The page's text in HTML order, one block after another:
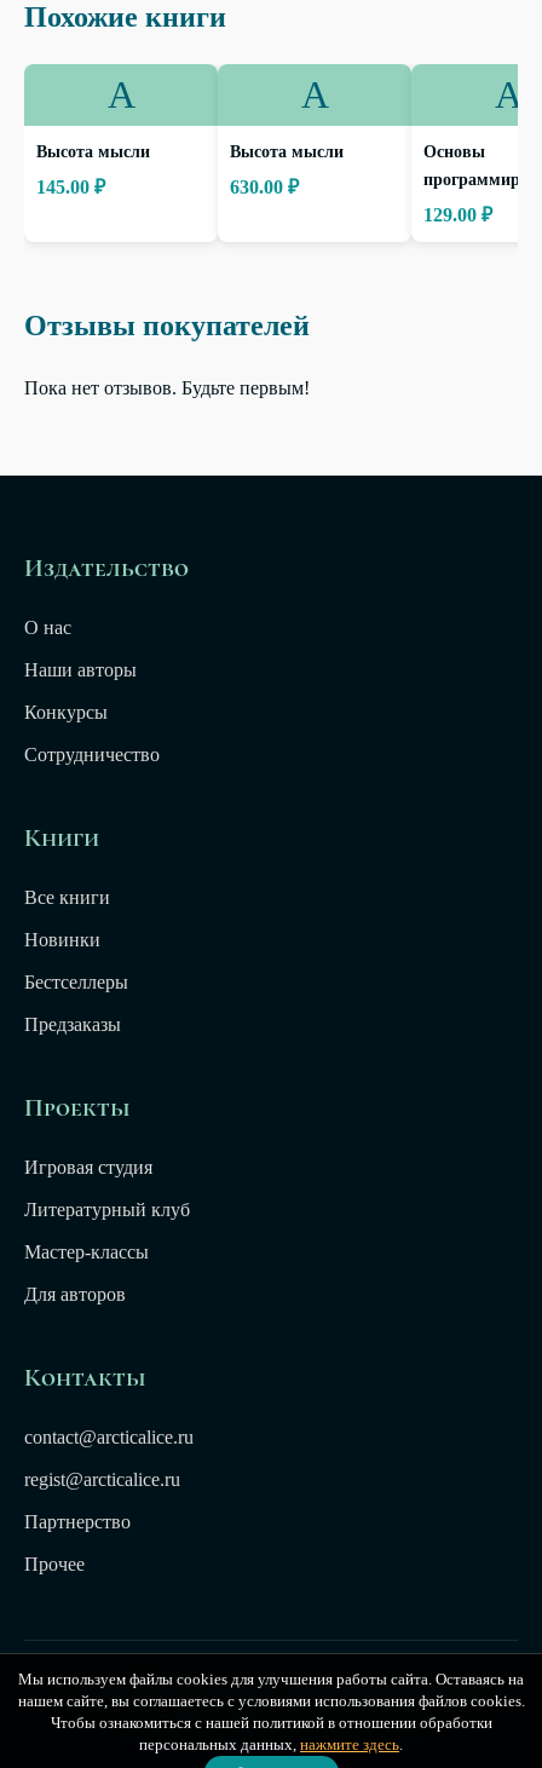
Похожие книги
А
Высота мысли
145.00 ₽
А
Высота мысли
630.00 ₽
А
Основы
129.00 ₽
Отзывы покупателей
Пока нет отзывов. Будьте первым!
Издательство
О нас
Наши авторы
Конкурсы
Сотрудничество
Книги
Все книги
Новинки
Бестселлеры
Предзаказы
Проекты
Игровая студия
Литературный клуб
Мастер-классы
Для авторов
Контакты
contact@arcticalice.ru
regist@arcticalice.ru
Партнерство
Прочее
© 2022-2026 Издательство Арктики Лёд. Все права
защищены. Издательство Arctic Ice
Публичная оферта|Политика конфиденциальности
Мы используем файлы cookies для улучшения работы сайта. Оставаясь на
нашем сайте, вы соглашаетесь с условиями использования файлов cookies.
Чтобы ознакомиться с нашей политикой в отношении обработки
персональных данных, нажмите здесь.